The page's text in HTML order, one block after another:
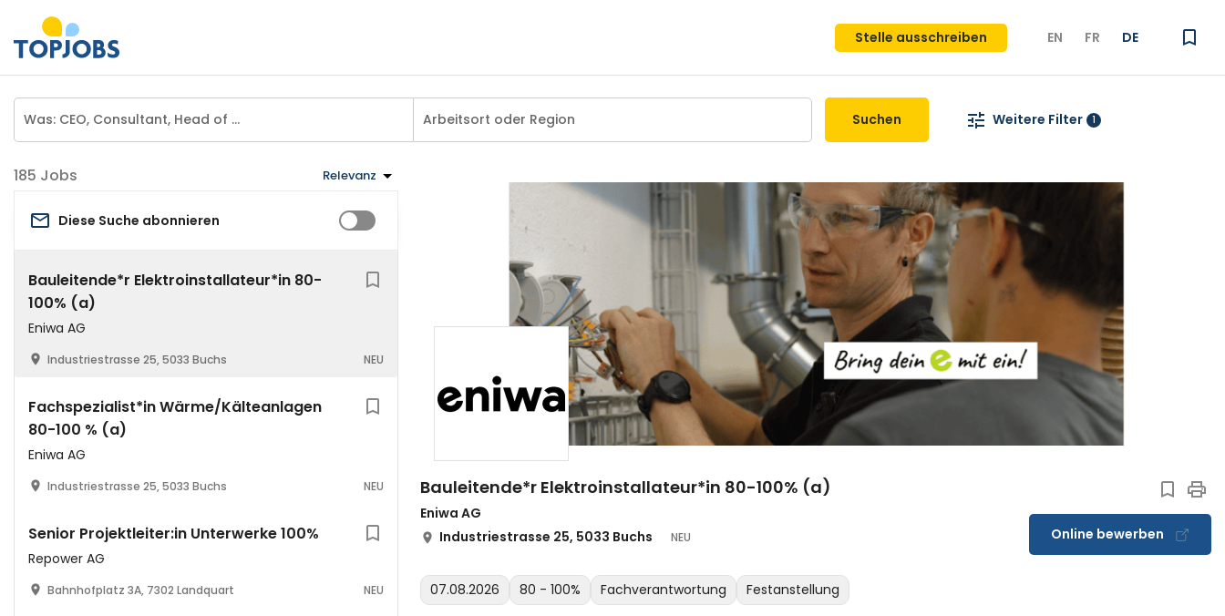
Stelle ausschreiben EN FR DE
Suchen Weitere Filter 1
Jobs Relevanz
Diese Suche abonnieren
Bauleitende*r Elektroinstallateur*in 80-
100% (a)
Eniwa AG
Industriestrasse 25, 5033 Buchs NEU
Fachspezialist*in Wärme/Kälteanlagen
80-100 % (a)
Eniwa AG
Industriestrasse 25, 5033 Buchs NEU
Senior Projektleiter:in Unterwerke 100%
Repower AG
Bahnhofplatz 3A, 7302 Landquart NEU
Bauleitende*r Elektroinstallateur*in 80-100% (a)
Eniwa AG
Industriestrasse 25, 5033 Buchs
NEU Online bewerben
07.08.2026 80 - 100% Fachverantwortung Festanstellung